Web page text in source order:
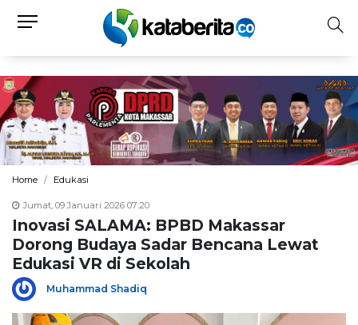
Home Edukasi
Jumat, 09 Januari 2026 07:20
Inovasi SALAMA: BPBD Makassar
Dorong Budaya Sadar Bencana Lewat
Edukasi VR di Sekolah
Muhammad Shadiq